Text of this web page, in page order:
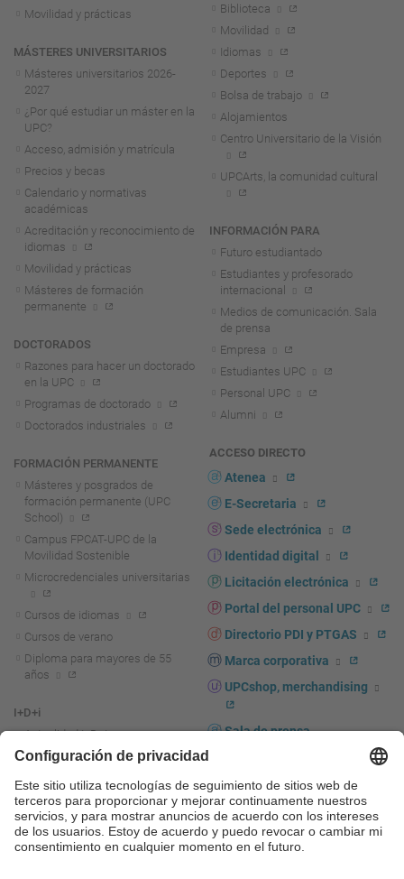
Movilidad y prácticas
MÁSTERES UNIVERSITARIOS
Másteres universitarios 2026-
2027
¿Por qué estudiar un máster en la
UPC?
Acceso, admisión y matrícula
Precios y becas
Calendario y normativas
académicas
Acreditación y reconocimiento de
idiomas
Movilidad y prácticas
Másteres de formación
permanente
DOCTORADOS
Razones para hacer un doctorado
en la UPC
Programas de doctorado
Doctorados industriales
FORMACIÓN PERMANENTE
Másteres y posgrados de
formación permanente (UPC
School)
Campus FPCAT-UPC de la
Movilidad Sostenible
Microcredenciales universitarias
Cursos de idiomas
Cursos de verano
Diploma para mayores de 55
años
I+D+i
Actualidad I+D+I
La investigación en la UPC
investigación
La transferencia, el
emprendimiento y la innovación
en la UPC
Biblioteca
Movilidad
Idiomas
Deportes
Bolsa de trabajo
Alojamientos
Centro Universitario de la Visión
UPCArts, la comunidad cultural
INFORMACIÓN PARA
Futuro estudiantado
Estudiantes y profesorado
internacional
Medios de comunicación. Sala
de prensa
Empresa
Estudiantes UPC
Personal UPC
Alumni
ACCESO DIRECTO
Atenea
E-Secretaria
Sede electrónica
Identidad digital
Licitación electrónica
Portal del personal UPC
Directorio PDI y PTGAS
Marca corporativa
UPCshop, merchandising
Sala de prensa